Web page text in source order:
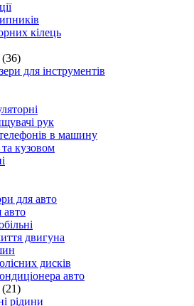
кілець
(36)
для інструментів
рук
в машину
кузовом
для авто
авто
двигуна
дисків
авто
(21)
рідини